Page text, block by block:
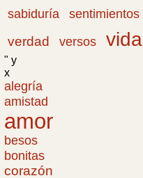
sabiduría sentimientos
verdad
versos vida
" y
x
alegría
amistad
amor
besos
bonitas
corazón